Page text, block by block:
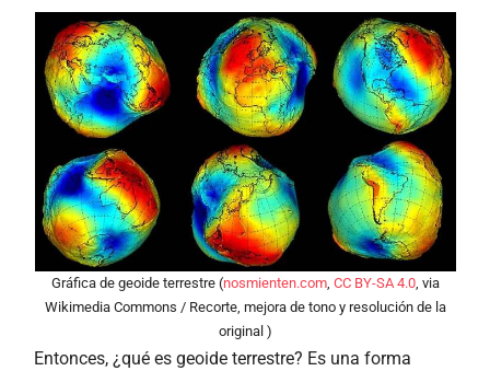
Gráfica de geoide terrestre (nosmienten.com, CC BY-SA 4.0, via
Wikimedia Commons / Recorte, mejora de tono y resolución de la
original )
Entonces, ¿qué es geoide terrestre? Es una forma